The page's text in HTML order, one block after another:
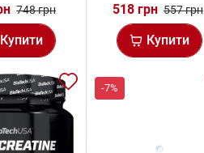
748 грн
Купити
518 грн 557 грн
Купити
-7%